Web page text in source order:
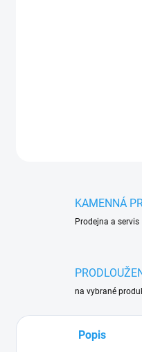
KAMENNÁ
Prodejna a servis
na vybrané
Popis